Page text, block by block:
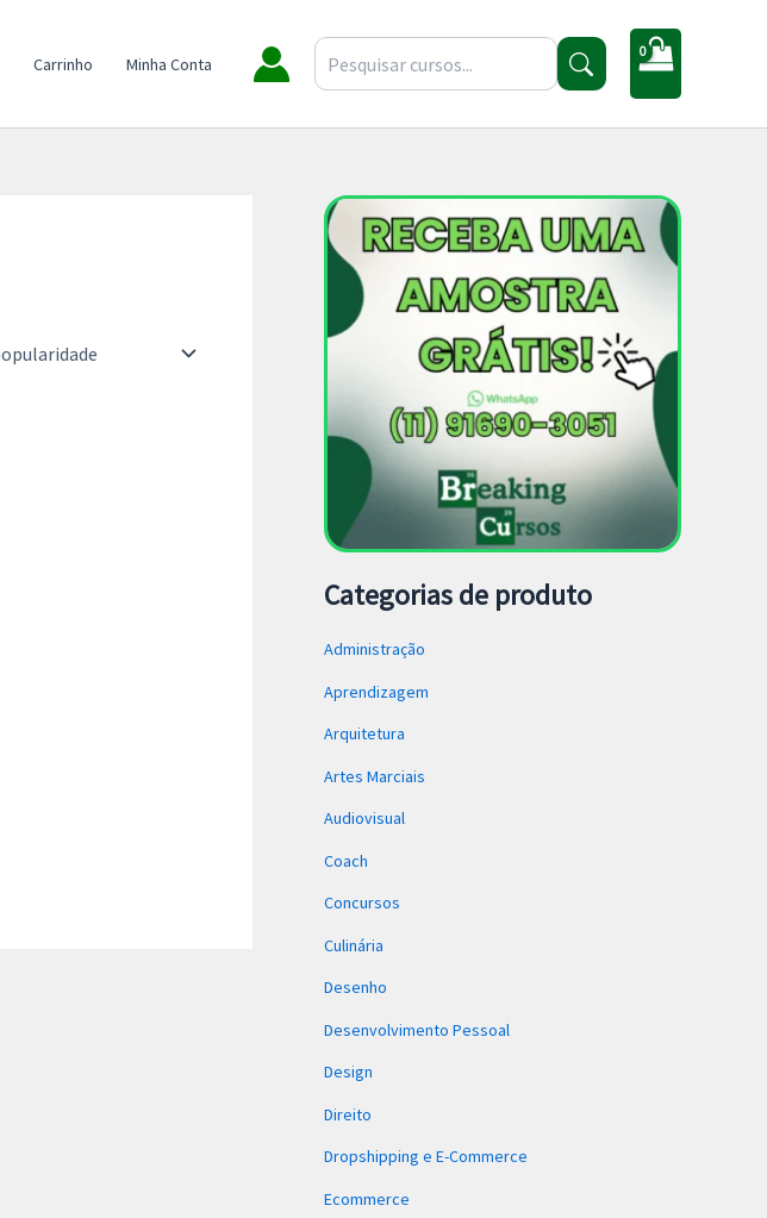
Carrinho Minha Conta
Categorias de produto
Administração
Aprendizagem
Arquitetura
Artes Marciais
Audiovisual
Coach
Concursos
Culinária
Desenho
Desenvolvimento Pessoal
Design
Direito
Dropshipping e E-Commerce
Ecommerce